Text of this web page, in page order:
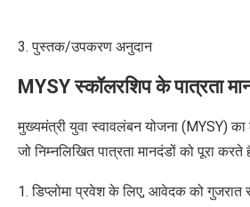
3. पुस्तक/उपकरण अनुदान
MYSY स्कॉलरशिप के पात्रता
मुख्यमंत्री युवा स्वावलंबन योजना (MYSY) का
जो निम्नलिखित पात्रता मानदंडों को पूरा करते
1. डिप्लोमा प्रवेश के लिए, आवेदक को गुजरात